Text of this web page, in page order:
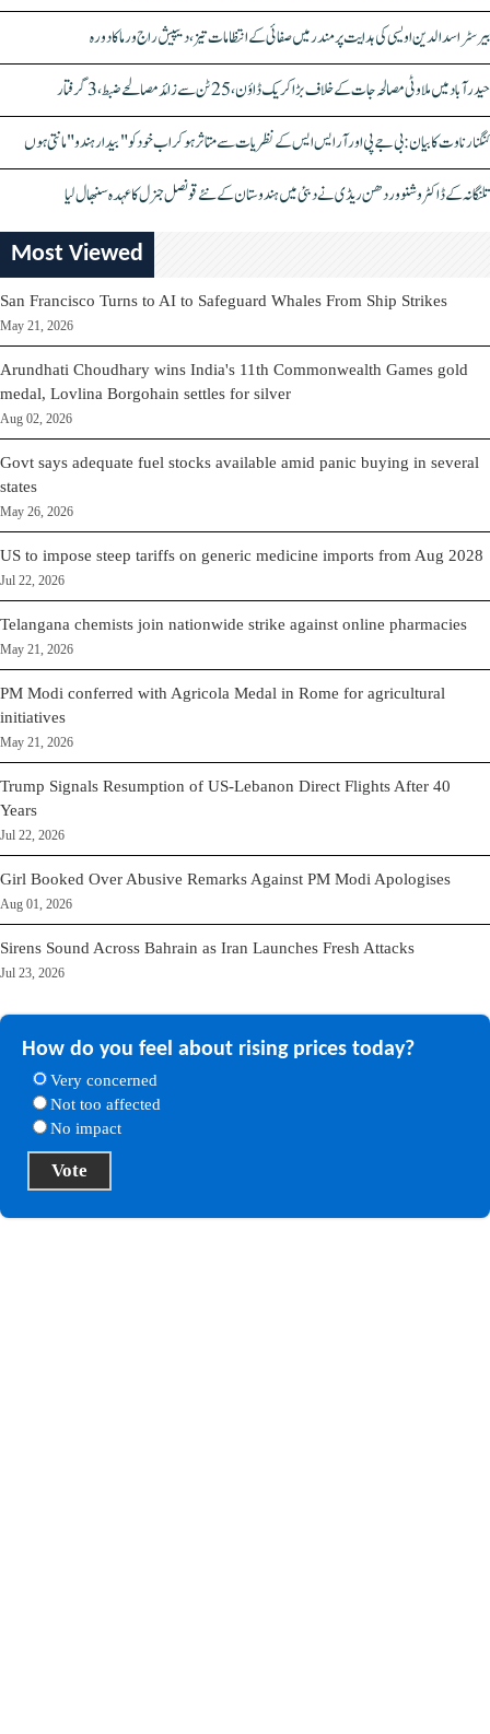
بیرسٹر اسدالدین اویسی کی ہدایت پر مندر میں صفائی کے انتظامات تیز، دیپیش راج ورما کا دورہ
حیدرآباد میں ملاوٹی مصالحہ جات کے خلاف بڑا کریک ڈاؤن، 25 ٹن سے زائد مصالحے ضبط، 3 گرفتار
کنگنا رناوت کا بیان: بی جے پی اور آر ایس ایس کے نظریات سے متاثر ہو کر اب خود کو "بیدار ہندو" مانتی ہوں
تلنگانہ کے ڈاکٹر وشنو وردھن ریڈی نے دبئی میں ہندوستان کے نئے قونصل جنرل کا عہدہ سنبھال لیا
Most Viewed
San Francisco Turns to AI to Safeguard Whales From Ship Strikes
May 21, 2026
Arundhati Choudhary wins India's 11th Commonwealth Games gold
medal, Lovlina Borgohain settles for silver
Aug 02, 2026
Govt says adequate fuel stocks available amid panic buying in several
states
May 26, 2026
US to impose steep tariffs on generic medicine imports from Aug 2028
Jul 22, 2026
Telangana chemists join nationwide strike against online pharmacies
May 21, 2026
PM Modi conferred with Agricola Medal in Rome for agricultural
initiatives
May 21, 2026
Trump Signals Resumption of US-Lebanon Direct Flights After 40
Years
Jul 22, 2026
Girl Booked Over Abusive Remarks Against PM Modi Apologises
Aug 01, 2026
Sirens Sound Across Bahrain as Iran Launches Fresh Attacks
Jul 23, 2026
How do you feel about rising prices today?
Very concerned
Not too affected
No impact